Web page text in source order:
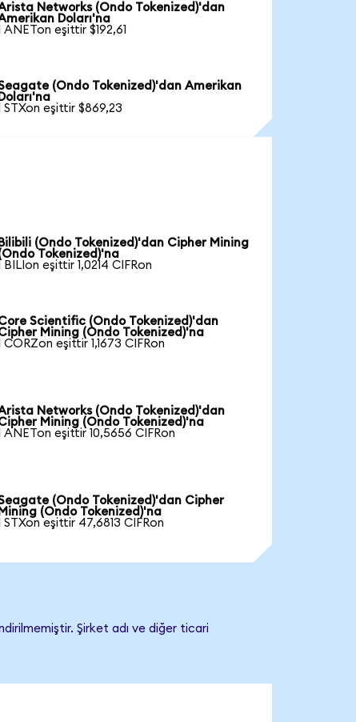
Networks (Ondo Tokenized)'dan
Doları'na
ANETon eşittir $192,61
(Ondo Tokenized)'dan Amerikan
STXon eşittir $869,23
Bilibili (Ondo Tokenized)'dan Cipher Mining
Tokenized)'na
BILIon eşittir 1,0214 CIFRon
Scientific (Ondo Tokenized)'dan
Mining (Ondo Tokenized)'na
CORZon eşittir 1,1673 CIFRon
Networks (Ondo Tokenized)'dan
Mining (Ondo Tokenized)'na
ANETon eşittir 10,5656 CIFRon
(Ondo Tokenized)'dan Cipher
(Ondo Tokenized)'na
STXon eşittir 47,6813 CIFRon
Şirket adı ve diğer ticari